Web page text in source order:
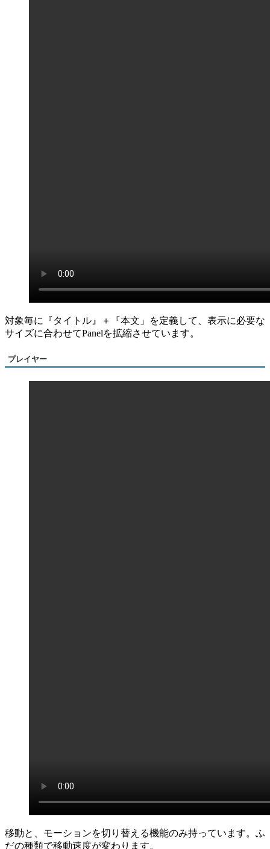
対象毎に『タイトル』＋『本文」を定義して、表示に必要な
サイズに合わせてPanelを拡縮させています。
プレイヤー
移動と、モーションを切り替える機能のみ持っています。ふ
だの種類で移動速度が変わります。